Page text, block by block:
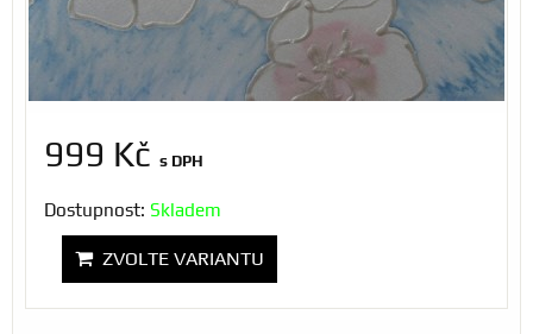
999 Kč s DPH
Dostupnost: Skladem
ZVOLTE VARIANTU